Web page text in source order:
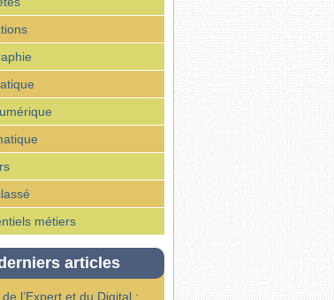
métiers
articles
de l’Expert et du Digital :